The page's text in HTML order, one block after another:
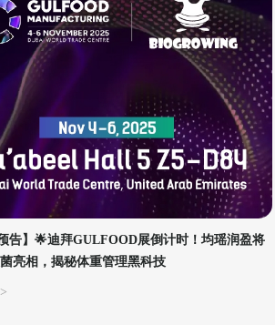
告】🌟迪拜GULFOOD展倒计时！均瑶润盈将
亮相，揭秘体重管理黑科技